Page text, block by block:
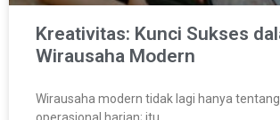
Kreativitas: Kunci Sukses
Wirausaha Modern
Wirausaha modern tidak lagi hanya
operasional harian; itu